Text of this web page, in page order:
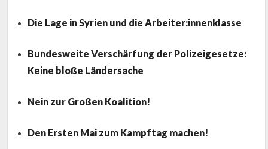
Die Lage in Syrien und die Arbeiter:innenklasse
Bundesweite Verschärfung der Polizeigesetze:
Keine bloße Ländersache
Nein zur Großen Koalition!
Den Ersten Mai zum Kampftag machen!